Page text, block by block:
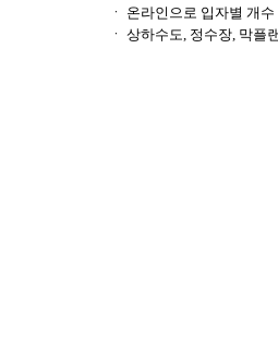
ㆍ 온라인으로 입자별 개
ㆍ 상하수도, 정수장, 막플